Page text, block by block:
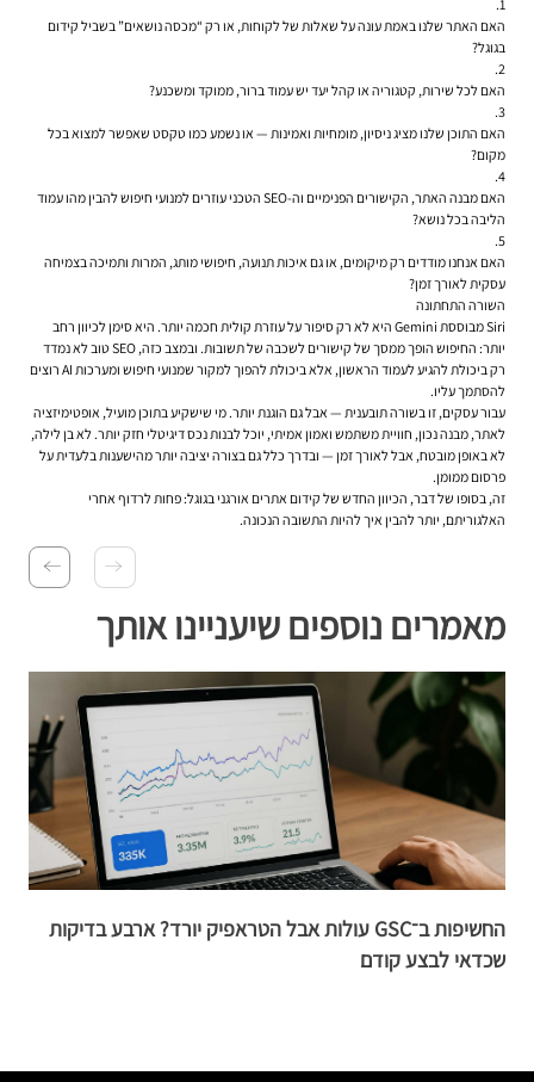
האם האתר שלנו באמת עונה על שאלות של לקוחות, או רק “מכסה נושאים” בשביל קידום
בגוגל?
האם לכל שירות, קטגוריה או קהל יעד יש עמוד ברור, ממוקד ומשכנע?
האם התוכן שלנו מציג ניסיון, מומחיות ואמינות — או נשמע כמו טקסט שאפשר למצוא בכל
מקום?
האם מבנה האתר, הקישורים הפנימיים וה-SEO הטכני עוזרים למנועי חיפוש להבין מהו עמוד
הליבה בכל נושא?
האם אנחנו מודדים רק מיקומים, או גם איכות תנועה, חיפושי מותג, המרות ותמיכה בצמיחה
עסקית לאורך זמן?
השורה התחתונה
Siri מבוססת Gemini היא לא רק סיפור על עוזרת קולית חכמה יותר. היא סימן לכיוון רחב
יותר: החיפוש הופך ממסך של קישורים לשכבה של תשובות. ובמצב כזה, SEO טוב לא נמדד
רק ביכולת להגיע לעמוד הראשון, אלא ביכולת להפוך למקור שמנועי חיפוש ומערכות AI רוצים
להסתמך עליו.
עבור עסקים, זו בשורה תובענית — אבל גם הוגנת יותר. מי שישקיע בתוכן מועיל, אופטימיזציה
לאתר, מבנה נכון, חוויית משתמש ואמון אמיתי, יוכל לבנות נכס דיגיטלי חזק יותר. לא בן לילה,
לא באופן מובטח, אבל לאורך זמן — ובדרך כלל גם בצורה יציבה יותר מהישענות בלעדית על
פרסום ממומן.
זה, בסופו של דבר, הכיוון החדש של קידום אתרים אורגני בגוגל: פחות לרדוף אחרי
האלגוריתם, יותר להבין איך להיות התשובה הנכונה.
מאמרים נוספים שיעניינו אותך
החשיפות ב־GSC עולות אבל הטראפיק יורד? ארבע בדיקות
שכדאי לבצע קודם